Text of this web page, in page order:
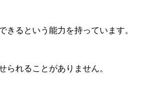
るという能力を持っています。
れることがありません。